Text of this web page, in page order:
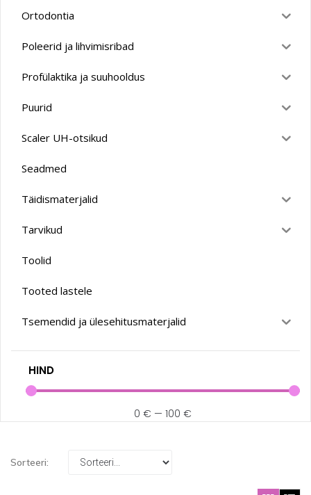
Ortodontia
Poleerid ja lihvimisribad
Profülaktika ja suuhooldus
Puurid
Scaler UH-otsikud
Seadmed
Täidismaterjalid
Tarvikud
Toolid
Tooted lastele
Tsemendid ja ülesehitusmaterjalid
HIND
0 € — 100 €
Sorteeri: